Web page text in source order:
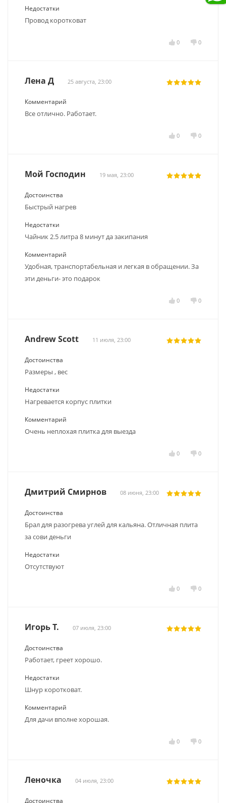
Недостатки
Провод коротковат
0 0
Лена Д 25 августа, 23:00
Комментарий
Все отлично. Работает.
0 0
Мой Господин 19 мая, 23:00
Достоинства
Быстрый нагрев
Недостатки
Чайник 2.5 литра 8 минут да закипания
Комментарий
Удобная, транспортабельная и легкая в обращении. За
эти деньги- это подарок
0 0
Andrew Scott 11 июля, 23:00
Достоинства
Размеры , вес
Недостатки
Нагревается корпус плитки
Комментарий
Очень неплохая плитка для выезда
0 0
Дмитрий Смирнов 08 июня, 23:00
Достоинства
Брал для разогрева углей для кальяна. Отличная плита
за сови деньги
Недостатки
Отсутствуют
0 0
Игорь Т. 07 июля, 23:00
Достоинства
Работает, греет хорошо.
Недостатки
Шнур коротковат.
Комментарий
Для дачи вполне хорошая.
0 0
Леночка 04 июля, 23:00
Достоинства